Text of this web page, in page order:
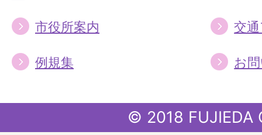
市役所案内 交
例規集 お
© 2018 FUJIEDA